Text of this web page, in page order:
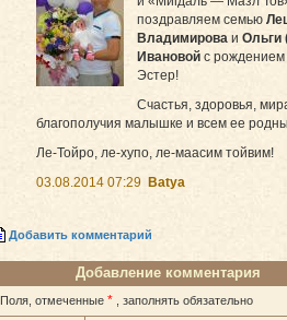
поздравляем семью
Владимирова и Ольги
Ивановой с рождением
Эстер!
Счастья, здоровья,
благополучия малышке и всем ее
Ле-Тойро, ле-хупо, ле-маасим тойвим!
03.08.2014 07:29
Batya
Добавить комментарий
Добавление комментария
Поля, отмеченные * , заполнять обязательно